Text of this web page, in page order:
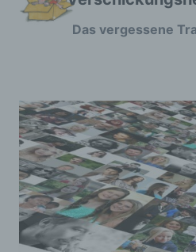
Zum
Das vergessene